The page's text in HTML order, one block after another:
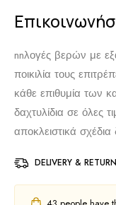
nnλογές βερών με
ποικιλία τους
κάθε επιθυμία των
δαχτυλίδια σε όλες
αποκλειστικά σχέδια
DELIVERY & RETURN